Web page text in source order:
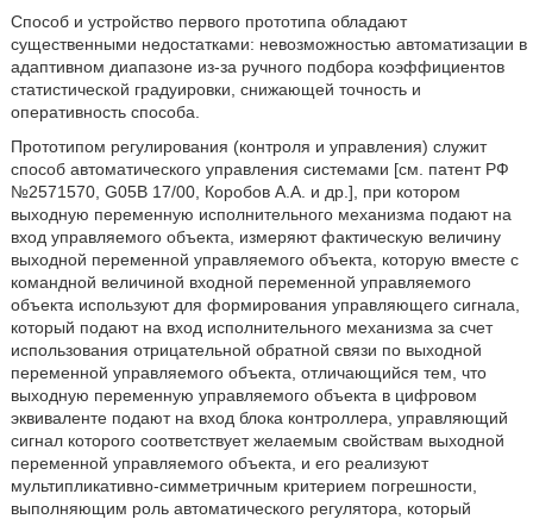
Способ и устройство первого прототипа обладают
существенными недостатками: невозможностью автоматизации в
адаптивном диапазоне из-за ручного подбора коэффициентов
статистической градуировки, снижающей точность и
оперативность способа.
Прототипом регулирования (контроля и управления) служит
способ автоматического управления системами [см. патент РФ
№2571570, G05B 17/00, Коробов А.А. и др.], при котором
выходную переменную исполнительного механизма подают на
вход управляемого объекта, измеряют фактическую величину
выходной переменной управляемого объекта, которую вместе с
командной величиной входной переменной управляемого
объекта используют для формирования управляющего сигнала,
который подают на вход исполнительного механизма за счет
использования отрицательной обратной связи по выходной
переменной управляемого объекта, отличающийся тем, что
выходную переменную управляемого объекта в цифровом
эквиваленте подают на вход блока контроллера, управляющий
сигнал которого соответствует желаемым свойствам выходной
переменной управляемого объекта, и его реализуют
мультипликативно-симметричным критерием погрешности,
выполняющим роль автоматического регулятора, который